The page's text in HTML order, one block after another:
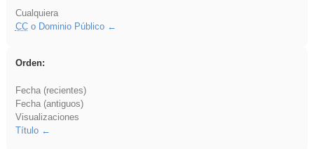
Cualquiera
CCo Dominio Público
Orden:
Fecha (recientes)
Fecha (antiguos)
Visualizaciones
Título